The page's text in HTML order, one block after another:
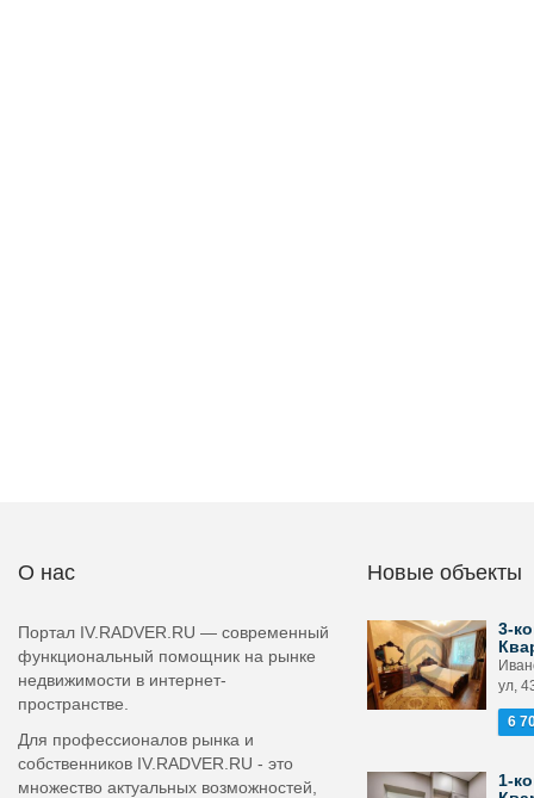
О нас
Портал IV.RADVER.RU — современный
функциональный помощник на рынке
недвижимости в интернет-
пространстве.
Для профессионалов рынка и
собственников IV.RADVER.RU - это
множество актуальных возможностей,
Новые объекты
3-
ул,
6
1-